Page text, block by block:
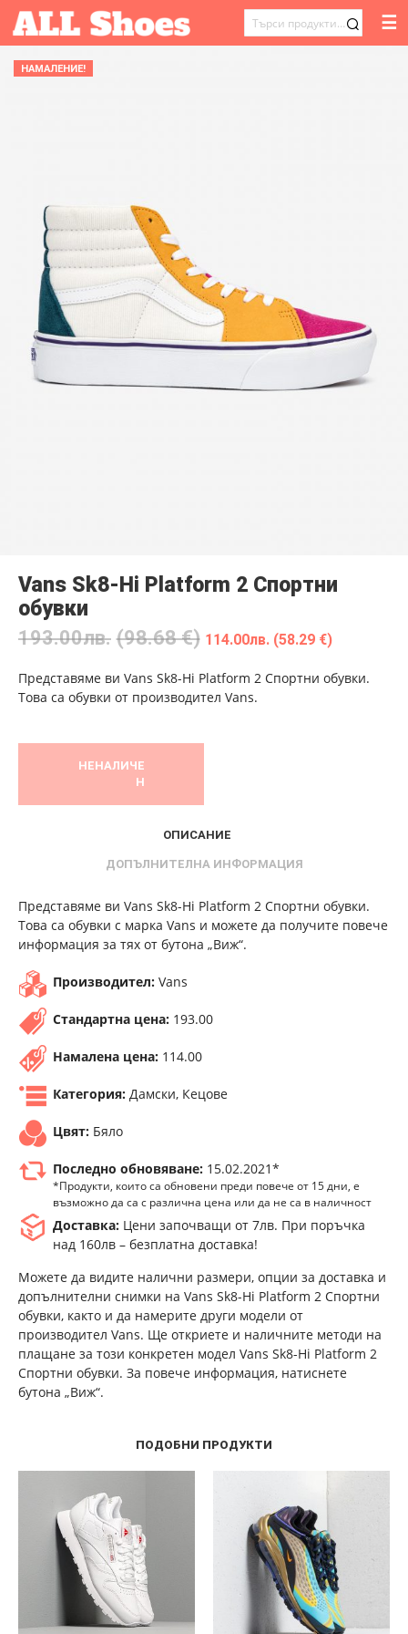
ТЪРСЕНЕ
☰
НАМАЛЕНИЕ!
Vans Sk8-Hi Platform 2 Спортни
обувки
193.00лв. (98.68 €) 114.00лв. (58.29 €)
Представяме ви Vans Sk8-Hi Platform 2 Спортни обувки.
Това са обувки от производител Vans.
НЕНАЛИЧЕ
Н
ОПИСАНИЕ
ДОПЪЛНИТЕЛНА ИНФОРМАЦИЯ
Представяме ви Vans Sk8-Hi Platform 2 Спортни обувки.
Това са обувки с марка Vans и можете да получите повече
информация за тях от бутона „Виж“.
Производител: Vans
Стандартна цена: 193.00
Намалена цена: 114.00
Категория: Дамски, Кецове
Цвят: Бяло
Последно обновяване: 15.02.2021*
*Продукти, които са обновени преди повече от 15 дни, е
възможно да са с различна цена или да не са в наличност
Доставка: Цени започващи от 7лв. При поръчка
над 160лв – безплатна доставка!
Можете да видите налични размери, опции за доставка и
допълнителни снимки на Vans Sk8-Hi Platform 2 Спортни
обувки, както и да намерите други модели от
производител Vans. Ще откриете и наличните методи на
плащане за този конкретен модел Vans Sk8-Hi Platform 2
Спортни обувки. За повече информация, натиснете
бутона „Виж“.
ПОДОБНИ ПРОДУКТИ